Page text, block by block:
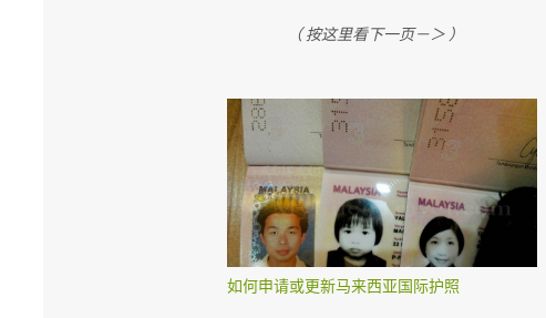
（ 按这里看下一页－＞ ）
如何申请或更新马来西亚国际护照